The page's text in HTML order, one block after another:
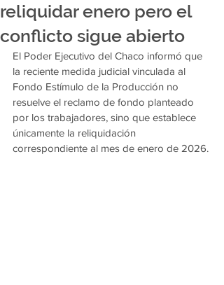
reliquidar enero pero el
conflicto sigue abierto
El Poder Ejecutivo del Chaco informó que
la reciente medida judicial vinculada al
Fondo Estímulo de la Producción no
resuelve el reclamo de fondo planteado
por los trabajadores, sino que establece
únicamente la reliquidación
correspondiente al mes de enero de 2026.